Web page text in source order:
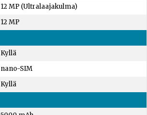
12 MP (Ultralaajakulma)
12 MP
Kyllä
nano-SIM
Kyllä